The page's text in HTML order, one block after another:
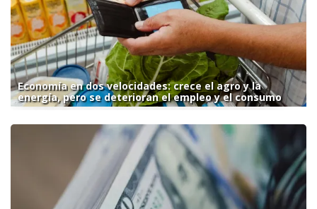
Economía en dos velocidades: crece el agro y la
energía, pero se deterioran el empleo y el consumo